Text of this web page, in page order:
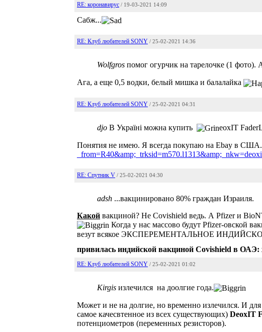
RE: коронавирус / 19-03-2021 14:09
Сабж...
RE: Клуб любителей SONY / 25-02-2021 14:36
Wolfgros помог огурчик на тарелочке (1
Ага, а еще 0,5 водки, белый мишка и балалайка
RE: Клуб любителей SONY / 25-02-2021 04:31
djo В Україні можна купить eoxIT
Понятия не имею. Я всегда покупаю на Ebay в США.
RE: Спутник V / 25-02-2021 04:30
adsh ...вакцинировано 80% граждан Израиля.
Какой вакциной? Не Covishield ведь. А Pfizer и
Когда у нас массово будут Pfizer-овской
везут всякое ЭКСПЕРЕМЕНТАЛЬНОЕ ИНДИЙСКОЕ
привилась индийской вакциной Covishield в ОАЭ:
RE: Клуб любителей SONY / 25-02-2021 01:02
Kirgis излечился на доолгие года.
Может и не на долгие, но временно излечился. И
самое качесвтенное из всех существующих) DeoxIT
потенциометров (переменных резисторов).